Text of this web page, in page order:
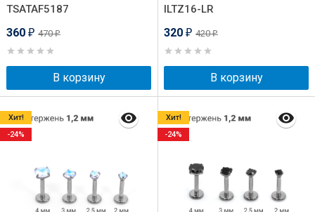
TSATAF5187
360 ₽ 470₽
В корзину
ILTZ16-LR
320 ₽ 420₽
В корзину
Хит!
-24%
Хит!
-24%